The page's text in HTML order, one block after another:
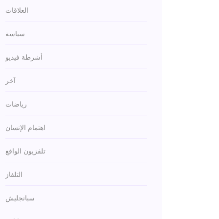
العلاقات
سياسة
أشرطة فيديو
آخر
رياضات
اهتمام الإنسان
تلفزيون الواقع
التلفاز
سبانجليش